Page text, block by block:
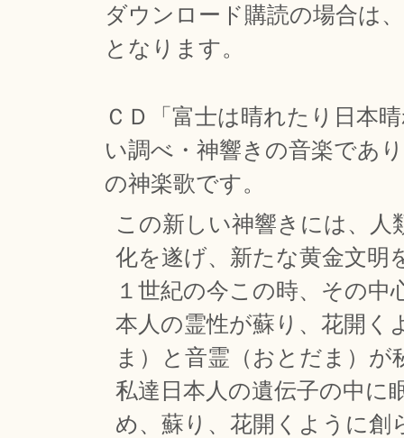
ダウンロード購読の場合は
となります。
ＣＤ「富士は晴れたり日本
い調べ・神響きの音楽であ
の神楽歌です。
この新しい神響きには、人
化を遂げ、新たな黄金文明
１世紀の今この時、その中
本人の霊性が蘇り、花開く
ま）と音霊（おとだま）
私達日本人の遺伝子の中に
め、蘇り、花開くように創